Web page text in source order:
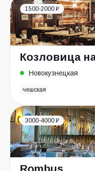
1500-2000 ₽
Козловица
Новокузнецкая
чешская
3000-4000 ₽